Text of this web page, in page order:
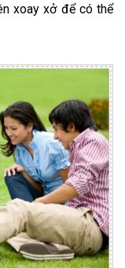
xoay xở để có thể